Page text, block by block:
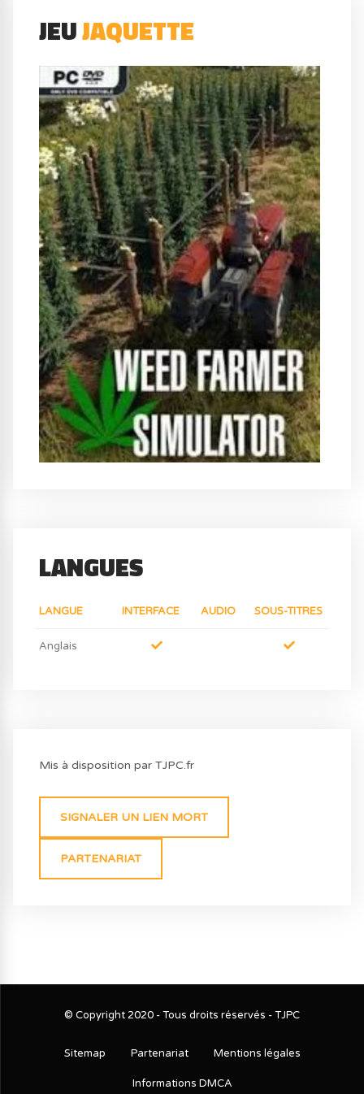
JEUJAQUETTE
LANGUES
LANGUE INTERFACE AUDIO SOUS-TITRES
Anglais
Mis à disposition par TJPC.fr
SIGNALER UN LIEN MORT
PARTENARIAT
© Copyright 2020 - Tous droits réservés - TJPC
Sitemap Partenariat Mentions légales
Informations DMCA